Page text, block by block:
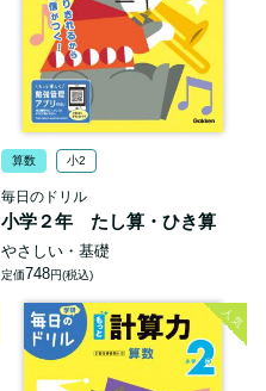
算数 小2
毎日のドリル
小学２年 たし算・ひき算
やさしい・基礎
定価748円(税込)
人気